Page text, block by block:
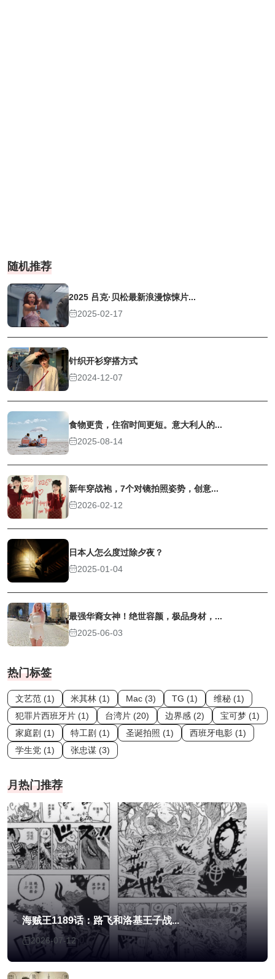
随机推荐
2025 吕克·贝松最新浪漫惊悚片...
2025-02-17
针织开衫穿搭方式
2024-12-07
食物更贵，住宿时间更短。意大利人的...
2025-08-14
新年穿战袍，7个对镜拍照姿势，创意...
2026-02-12
日本人怎么度过除夕夜？
2025-01-04
最强华裔女神！绝世容颜，极品身材，...
2025-06-03
热门标签
文艺范 (1) 米其林 (1) Mac (3) TG (1)
维秘 (1)
犯罪片西班牙片 (1)
台湾片 (20) 边界感 (2)
宝可梦 (1)
家庭剧 (1)
特工剧 (1) 圣诞拍照 (1)
西班牙电影 (1)
学生党 (1)
张忠谋 (3)
月热门推荐
海贼王1189话：路飞和洛基王子战...
2026-07-12